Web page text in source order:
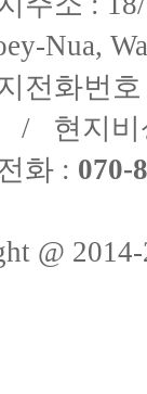
Nua,
전화번
/ 현지비
화 : 070-
@